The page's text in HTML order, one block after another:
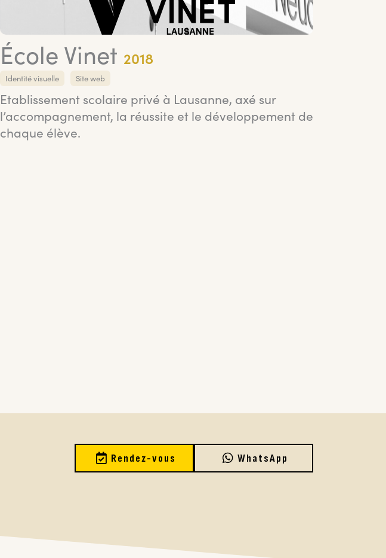
École Vinet 2018
Identité visuelle Site web
Etablissement scolaire privé à Lausanne, axé sur
l’accompagnement, la réussite et le développement de
chaque élève.
Rendez-vous WhatsApp